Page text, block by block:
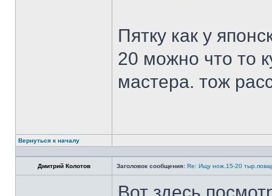
Пятку как у
20 можно что то
мастера. тож
Вернуться к началу
Дмитрий Колотов Заголовок сообщения: Re: Ищу нож.15-20